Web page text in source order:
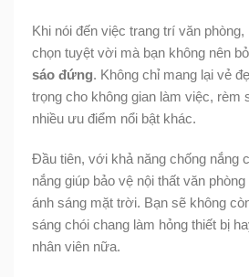
Khi nói đến việc trang trí văn
chọn tuyệt vời mà bạn không nên
sáo đứng. Không chỉ mang lại vẻ
trọng cho không gian làm việc, rèm
nhiều ưu điểm nổi bật khác.
Đầu tiên, với khả năng chống nắng
nắng giúp bảo vệ nội thất văn
ánh sáng mặt trời. Bạn sẽ không
sáng chói chang làm hỏng thiết bị
nhân viên nữa.